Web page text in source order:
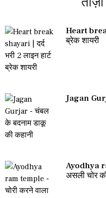
Heart
ब्रेक शायरी
Jagan
Ayodhya
असली चोर